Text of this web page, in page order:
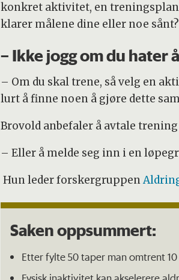
konkret aktivitet, en
klarer målene dine eller noe sånt?
– Ikke jogg om du hater
– Om du skal trene, så velg en
lurt å finne noen å gjøre dette
Brovold anbefaler å avtale
– Eller å melde seg inn i en
Hun leder forskergruppen
Saken oppsummert:
Etter fylte 50 taper man omtrent
Fysisk inaktivitet kan akselerere